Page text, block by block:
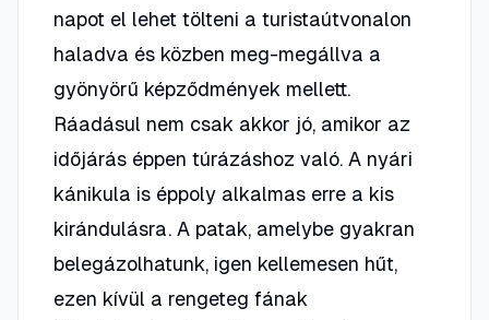
napot el lehet tölteni a turistaútvonalon
haladva és közben meg-megállva a
gyönyörű képződmények mellett.
Ráadásul nem csak akkor jó, amikor az
időjárás éppen túrázáshoz való. A nyári
kánikula is éppoly alkalmas erre a kis
kirándulásra. A patak, amelybe gyakran
belegázolhatunk, igen kellemesen hűt,
ezen kívül a rengeteg fának